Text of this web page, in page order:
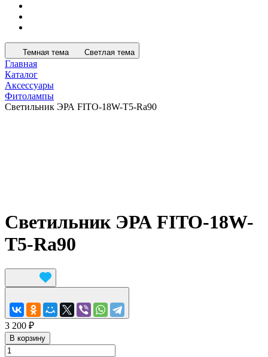
Темная тема Светлая тема
Главная
Каталог
Аксессуары
Фитолампы
Светильник ЭРА FITO-18W-T5-Ra90
Светильник ЭРА FITO-18W-
T5-Ra90
3 200 ₽
В корзину